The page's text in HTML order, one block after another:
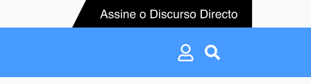
Search
Search
for: